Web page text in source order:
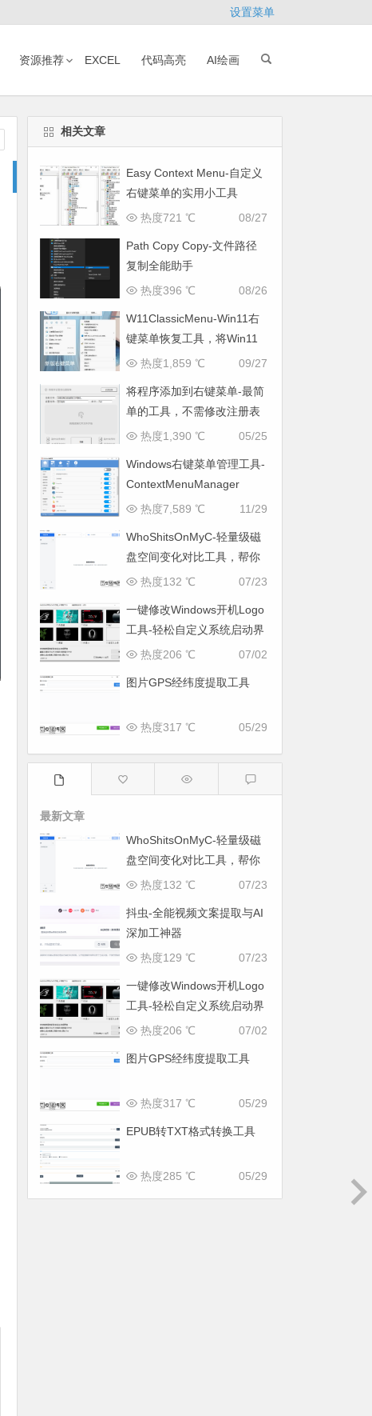
设置菜单
资源推荐 EXCEL 代码高亮 AI绘画
相关文章
Easy Context Menu-自定义
右键菜单的实用小工具
08/27
热度721 ℃
Path Copy Copy-文件路径
复制全能助手
08/26
热度396 ℃
W11ClassicMenu-Win11右
键菜单恢复工具，将Win11
右键菜单恢复回win10样式
09/27
热度1,859 ℃
将程序添加到右键菜单-最简
单的工具，不需修改注册表
05/25
热度1,390 ℃
Windows右键菜单管理工具-
ContextMenuManager
11/29
热度7,589 ℃
WhoShitsOnMyC-轻量级磁
盘空间变化对比工具，帮你
找出“吃掉”空间的罪魁祸首
07/23
热度132 ℃
一键修改Windows开机Logo
工具-轻松自定义系统启动界
面
07/02
热度206 ℃
图片GPS经纬度提取工具
05/29
热度317 ℃
最新文章
WhoShitsOnMyC-轻量级磁
盘空间变化对比工具，帮你
找出“吃掉”空间的罪魁祸首
07/23
热度132 ℃
抖虫-全能视频文案提取与AI
深加工神器
07/23
热度129 ℃
一键修改Windows开机Logo
工具-轻松自定义系统启动界
面
07/02
热度206 ℃
图片GPS经纬度提取工具
05/29
热度317 ℃
EPUB转TXT格式转换工具
05/29
热度285 ℃